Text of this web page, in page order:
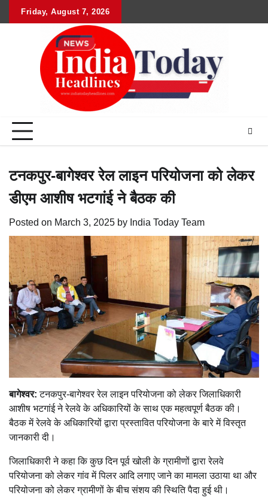
Friday, August 7, 2026
टनकपुर-बागेश्वर रेल लाइन परियोजना को लेकर
डीएम आशीष भटगांई ने बैठक की
Posted on March 3, 2025 by India Today Team
बागेश्वर: टनकपुर-बागेश्वर रेल लाइन परियोजना को लेकर जिलाधिकारी
आशीष भटगांई ने रेलवे के अधिकारियों के साथ एक महत्वपूर्ण बैठक की।
बैठक में रेलवे के अधिकारियों द्वारा प्रस्तावित परियोजना के बारे में विस्तृत
जानकारी दी।
जिलाधिकारी ने कहा कि कुछ दिन पूर्व खोली के ग्रामीणों द्वारा रेलवे
परियोजना को लेकर गांव में पिलर आदि लगाए जाने का मामला उठाया था और
परियोजना को लेकर ग्रामीणों के बीच संशय की स्थिति पैदा हुई थी।